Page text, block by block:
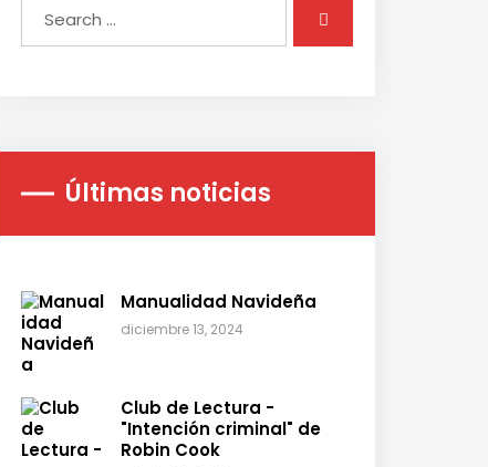
Últimas noticias
Manualidad Navideña
diciembre 13, 2024
Club de Lectura -
"Intención criminal" de
Robin Cook